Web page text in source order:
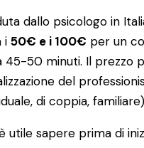
dallo psicologo in
i 50€ e i 100€ per un
45-50 minuti. Il prezzo
del
di coppia,
utile sapere prima di